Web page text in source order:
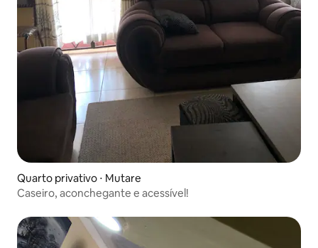
Quarto privativo ⋅ Mutare
Caseiro, aconchegante e acessível!